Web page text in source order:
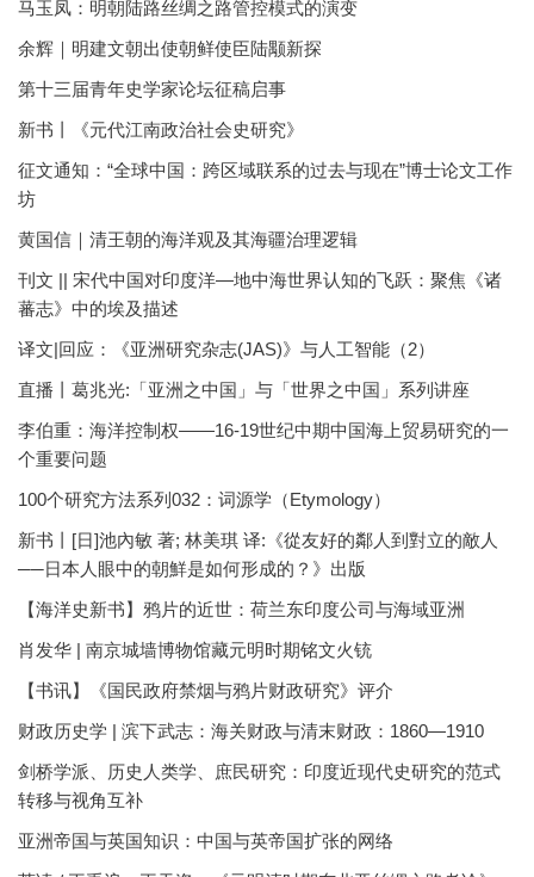
马玉凤：明朝陆路丝绸之路管控模式的演变
余辉｜明建文朝出使朝鲜使臣陆颙新探
第十三届青年史学家论坛征稿启事
新书丨《元代江南政治社会史研究》
征文通知：“全球中国：跨区域联系的过去与现在”博士论文工作
坊
黄国信｜清王朝的海洋观及其海疆治理逻辑
刊文 || 宋代中国对印度洋—地中海世界认知的飞跃：聚焦《诸
蕃志》中的埃及描述
译文|回应：《亚洲研究杂志(JAS)》与人工智能（2）
直播丨葛兆光:「亚洲之中国」与「世界之中国」系列讲座
李伯重：海洋控制权——16-19世纪中期中国海上贸易研究的一
个重要问题
100个研究方法系列032：词源学（Etymology）
新书丨[日]池內敏 著; 林美琪 译:《從友好的鄰人到對立的敵人
──日本人眼中的朝鮮是如何形成的？》出版
【海洋史新书】鸦片的近世：荷兰东印度公司与海域亚洲
肖发华 | 南京城墙博物馆藏元明时期铭文火铳
【书讯】《国民政府禁烟与鸦片财政研究》评介
财政历史学 | 滨下武志：海关财政与清末财政：1860—1910
剑桥学派、历史人类学、庶民研究：印度近现代史研究的范式
转移与视角互补
亚洲帝国与英国知识：中国与英帝国扩张的网络